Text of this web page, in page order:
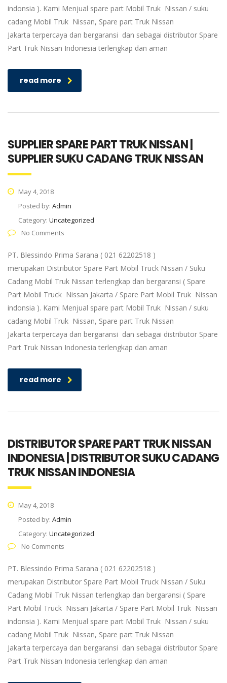
indonsia ). Kami Menjual spare part Mobil Truk Nissan / suku
cadang Mobil Truk Nissan, Spare part Truk Nissan
Jakarta terpercaya dan bergaransi dan sebagai distributor Spare
Part Truk Nissan Indonesia terlengkap dan aman
read more
SUPPLIER SPARE PART TRUK NISSAN |
SUPPLIER SUKU CADANG TRUK NISSAN
May 4, 2018
Posted by: Admin
Category: Uncategorized
No Comments
PT. Blessindo Prima Sarana ( 021 62202518 )
merupakan Distributor Spare Part Mobil Truck Nissan / Suku
Cadang Mobil Truk Nissan terlengkap dan bergaransi ( Spare
Part Mobil Truck Nissan Jakarta / Spare Part Mobil Truk Nissan
indonsia ). Kami Menjual spare part Mobil Truk Nissan / suku
cadang Mobil Truk Nissan, Spare part Truk Nissan
Jakarta terpercaya dan bergaransi dan sebagai distributor Spare
Part Truk Nissan Indonesia terlengkap dan aman
read more
DISTRIBUTOR SPARE PART TRUK NISSAN
INDONESIA | DISTRIBUTOR SUKU CADANG
TRUK NISSAN INDONESIA
May 4, 2018
Posted by: Admin
Category: Uncategorized
No Comments
PT. Blessindo Prima Sarana ( 021 62202518 )
merupakan Distributor Spare Part Mobil Truck Nissan / Suku
Cadang Mobil Truk Nissan terlengkap dan bergaransi ( Spare
Part Mobil Truck Nissan Jakarta / Spare Part Mobil Truk Nissan
indonsia ). Kami Menjual spare part Mobil Truk Nissan / suku
cadang Mobil Truk Nissan, Spare part Truk Nissan
Jakarta terpercaya dan bergaransi dan sebagai distributor Spare
Part Truk Nissan Indonesia terlengkap dan aman